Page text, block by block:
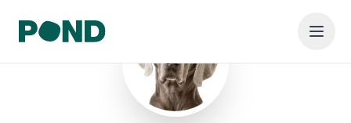
Weimaraner korthåret